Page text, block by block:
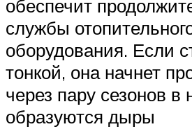
обеспечит
службы
оборудования. Если
тонкой, она начнет
через пару сезонов в
образуются дыры